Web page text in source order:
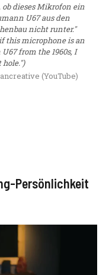
dieses Mikrofon ein
U67 aus den
nicht runter."
this microphone is an
from the 1960s, I
(YouTube)
Persönlichkeit